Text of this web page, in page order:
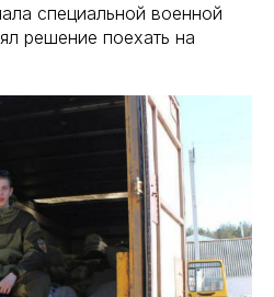
специальной военной
решение поехать на